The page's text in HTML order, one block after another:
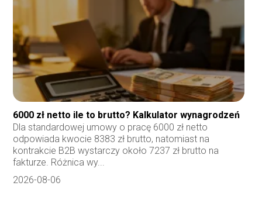
6000 zł netto ile to brutto? Kalkulator wynagrodzeń
Dla standardowej umowy o pracę 6000 zł netto
odpowiada kwocie 8383 zł brutto, natomiast na
kontrakcie B2B wystarczy około 7237 zł brutto na
fakturze. Różnica wy...
2026-08-06